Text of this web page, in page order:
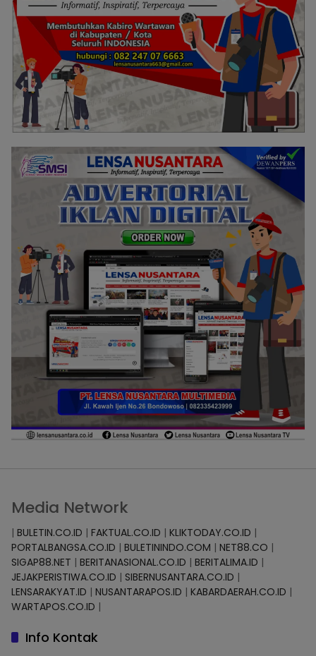
Media Network
| BULETIN.CO.ID | FAKTUAL.CO.ID | KLIKTODAY.CO.ID |
PORTALBANGSA.CO.ID | BULETININDO.COM | NET88.CO |
SIGAP88.NET | BERITANASIONAL.CO.ID | BERITALIMA.ID |
JEJAKPERISTIWA.CO.ID | SIBERNUSANTARA.CO.ID |
LENSARAKYAT.ID | NUSANTARAPOS.ID | KABARDAERAH.CO.ID |
WARTAPOS.CO.ID |
Info Kontak